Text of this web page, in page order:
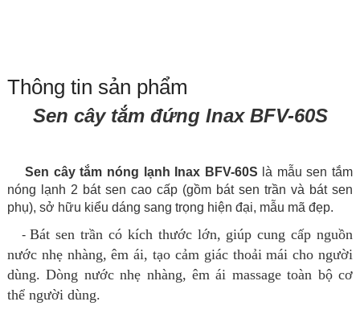
Thông tin sản phẩm
Sen cây tắm đứng Inax BFV-60S
Sen cây tắm nóng lạnh Inax BFV-60S là mẫu sen tắm
nóng lạnh 2 bát sen cao cấp (gồm bát sen trần và bát sen
phụ), sở hữu kiểu dáng sang trọng hiện đại, mẫu mã đẹp.
-Bát sen trần có kích thước lớn, giúp cung cấp nguồn
nước nhẹ nhàng, êm ái, tạo cảm giác thoải mái cho người
dùng. Dòng nước nhẹ nhàng, êm ái massage toàn bộ cơ
thể người dùng.